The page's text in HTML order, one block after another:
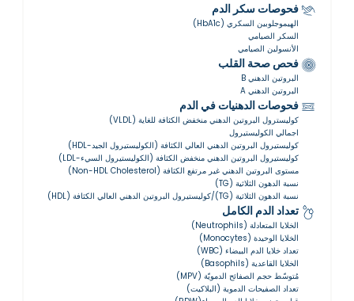
فحوصات سكر الدم
الهيموجلوبين السكري (HbA1c)
السكر الصيامي
الأنسولين الصيامي
فحص صحة القلب
البروتين الدهني B
البروتين الدهني A
فحوصات الدهنيات في الدم
كوليسترول البروتين الدهني منخفض الكثافة للغاية (VLDL)
اجمالي الكوليستيرول
كوليستيرول البروتين الدهني العالي الكثافة (الكوليستيرول الجيد-HDL)
كوليستيرول البروتين الدهني منخفض الكثافة (الكوليستيرول السيء-LDL)
مستوى البروتين الدهني غير مرتفع الكثافة (Non-HDL Cholesterol)
نسبة الدهون الثلاثية (TG)
نسبة الدهون الثلاثية (TG)/كوليستيرول البروتين الدهني العالي الكثافة (HDL)
تعداد الدم الكامل
الخلايا المتعادلة (Neutrophils)
الخلايا الوحيدة (Monocytes)
تعداد خلايا الدم البيضاء (WBC)
الخلايا القاعدية (Basophils)
مُتوسّط ​​حجم الصفائح الدمويّة (MPV)
تعداد الصفيحات الدموية (البلاكيت)